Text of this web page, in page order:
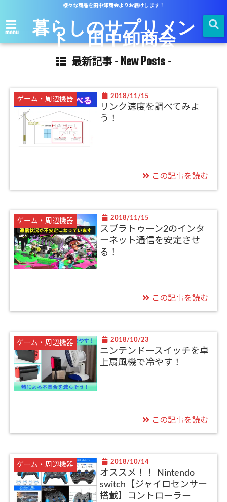
様々な商品を田中卸商会よりお届けします！
menu 暮らしのサプリメン
ト 田中卸商会
最新記事 - New Posts-
ゲーム・周辺機器 2018/11/15
リンク速度を調べてみよ
う！
この記事を読む
ゲーム・周辺機器 2018/11/15
スプラトゥーン2のインタ
ーネット通信を安定させ
る！
この記事を読む
ゲーム・周辺機器 2018/10/23
ニンテンドースイッチを卓
上扇風機で冷やす！
この記事を読む
ゲーム・周辺機器 2018/10/14
オススメ！！ Nintendo
switch【ジャイロセンサー
搭載】コントローラー